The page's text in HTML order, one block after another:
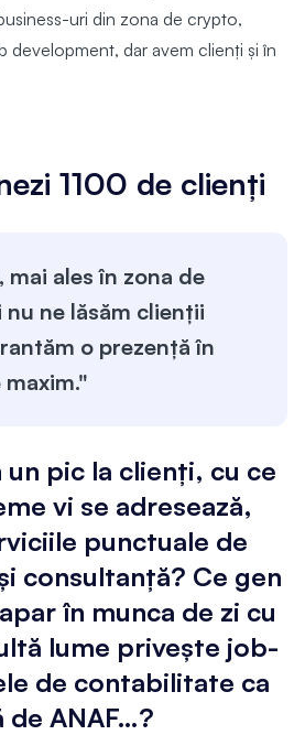
uri din zona de crypto,
development, dar avem clienți și în
1100 de clienți
ales în zona de
ne lăsăm clienții
o prezență în
un pic la clienți, cu ce
vi se adresează,
punctuale de
consultanță? Ce gen
în munca de zi cu
lume privește job-
de contabilitate ca
ANAF…?